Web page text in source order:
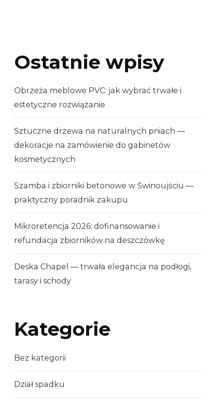
Ostatnie wpisy
Obrzeża meblowe PVC: jak wybrać trwałe i
estetyczne rozwiązanie
Sztuczne drzewa na naturalnych pniach —
dekoracje na zamówienie do gabinetów
kosmetycznych
Szamba i zbiorniki betonowe w Świnoujściu —
praktyczny poradnik zakupu
Mikroretencja 2026: dofinansowanie i
refundacja zbiorników na deszczówkę
Deska Chapel — trwała elegancja na podłogi,
tarasy i schody
Kategorie
Bez kategorii
Dział spadku